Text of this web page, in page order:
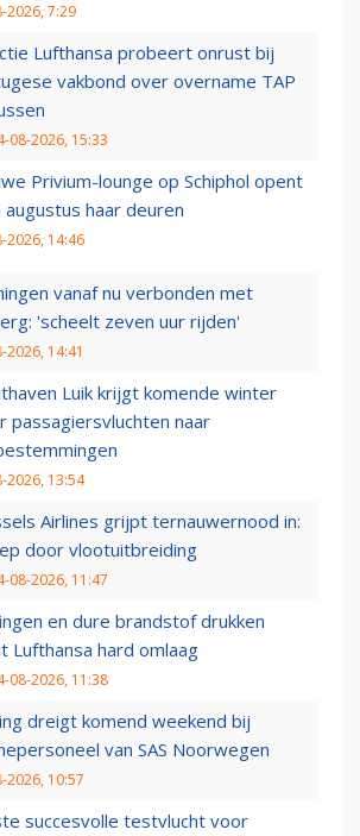
2026, 7:29
Lufthansa probeert onrust bij
vakbond over overname TAP
08-2026, 15:33
Privium-lounge op Schiphol opent
augustus haar deuren
2026, 14:46
vanaf nu verbonden met
'scheelt zeven uur rijden'
2026, 14:41
Luik krijgt komende winter
passagiersvluchten naar
2026, 13:54
Airlines grijpt ternauwernood in:
door vlootuitbreiding
08-2026, 11:47
en dure brandstof drukken
Lufthansa hard omlaag
08-2026, 11:38
dreigt komend weekend bij
van SAS Noorwegen
2026, 10:57
succesvolle testvlucht voor